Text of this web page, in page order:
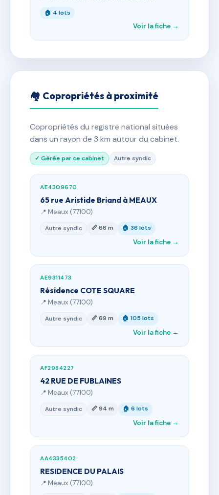
🏠 4 lots
Voir la fiche →
🏘 Copropriétés à proximité
Copropriétés du registre national situées
dans un rayon de 3 km autour du cabinet.
✓ Gérée par ce cabinet Autre syndic
AE4309670
65 rue Aristide Briand à MEAUX
📍 Meaux (77100)
Autre syndic 📏 66 m 🏠 36 lots
Voir la fiche →
AE9311473
Résidence COTE SQUARE
📍 Meaux (77100)
Autre syndic 📏 69 m 🏠 105 lots
Voir la fiche →
AF2984227
42 RUE DE FUBLAINES
📍 Meaux (77100)
Autre syndic 📏 94 m 🏠 6 lots
Voir la fiche →
AA4335402
RESIDENCE DU PALAIS
📍 Meaux (77100)